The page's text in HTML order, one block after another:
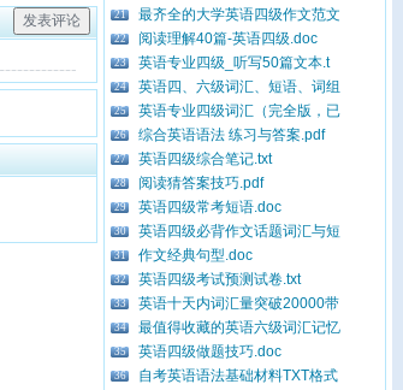
21 最齐全的大学英语四级作文范文
22 阅读理解40篇-英语四级.doc
23 英语专业四级_听写50篇文本.t
24 英语四、六级词汇、短语、词组
25 英语专业四级词汇（完全版，已
26 综合英语语法 练习与答案.pdf
27 英语四级综合笔记.txt
28 阅读猜答案技巧.pdf
29 英语四级常考短语.doc
30 英语四级必背作文话题词汇与短
31 作文经典句型.doc
32 英语四级考试预测试卷.txt
33 英语十天内词汇量突破20000带
34 最值得收藏的英语六级词汇记忆
35 英语四级做题技巧.doc
36 自考英语语法基础材料TXT格式